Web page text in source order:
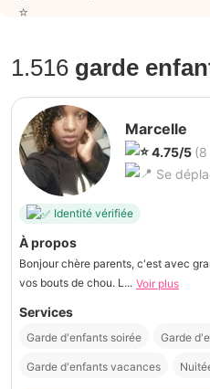
1.516 garde
Marcelle
4.75/5 (8
Se
Identité vérifiée
À propos
Bonjour chère parents, c'est avec
vos bouts de chou. L... Voir plus
Services
Garde d'enfants soirée Garde
Garde d'enfants vacances